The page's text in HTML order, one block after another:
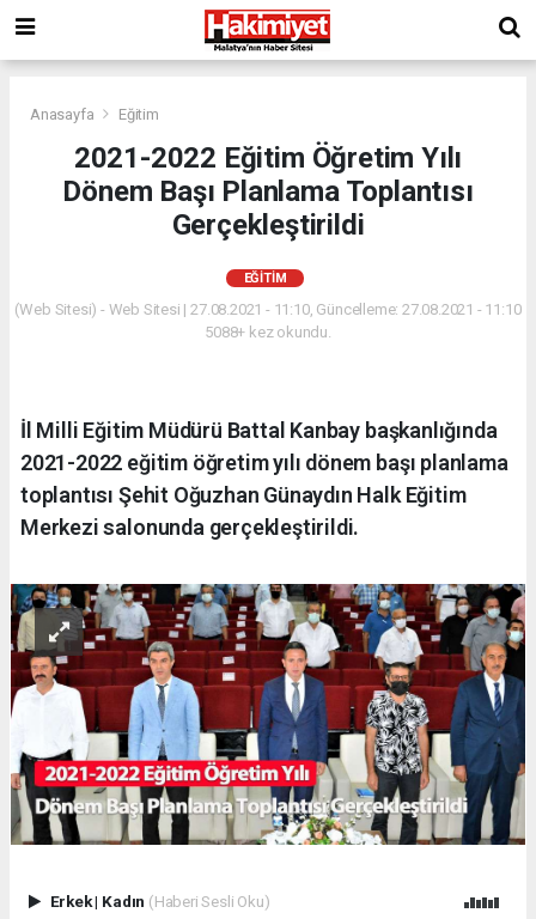
Anasayfa Eğitim
2021-2022 Eğitim Öğretim Yılı
Dönem Başı Planlama Toplantısı
Gerçekleştirildi
EĞITIM
(Web Sitesi) - Web Sitesi | 27.08.2021 - 11:10, Güncelleme: 27.08.2021 - 11:10
5088+ kez okundu.
İl Milli Eğitim Müdürü Battal Kanbay başkanlığında
2021-2022 eğitim öğretim yılı dönem başı planlama
toplantısı Şehit Oğuzhan Günaydın Halk Eğitim
Merkezi salonunda gerçekleştirildi.
Erkek| Kadın (Haberi Sesli Oku)